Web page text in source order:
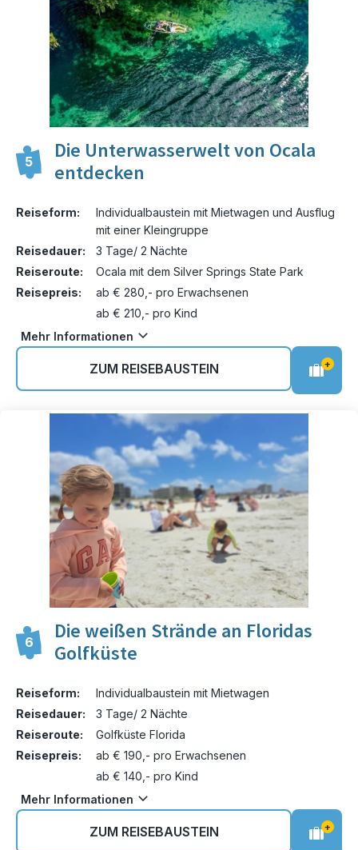
5
Die Unterwasserwelt von Ocala
entdecken
Reiseform:
Individualbaustein mit Mietwagen und Ausflug
mit einer Kleingruppe
Reisedauer:
3 Tage/ 2 Nächte
Reiseroute:
Ocala mit dem Silver Springs State Park
Reisepreis:
ab € 280,- pro Erwachsenen
ab € 210,- pro Kind
Mehr Informationen
ZUM REISEBAUSTEIN +
6
Die weißen Strände an Floridas
Golfküste
Reiseform:
Individualbaustein mit Mietwagen
Reisedauer:
3 Tage/ 2 Nächte
Reiseroute:
Golfküste Florida
Reisepreis:
ab € 190,- pro Erwachsenen
ab € 140,- pro Kind
Mehr Informationen
ZUM REISEBAUSTEIN +